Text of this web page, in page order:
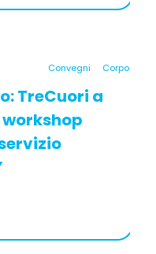
Convegni Corporate
TreCuori a
workshop